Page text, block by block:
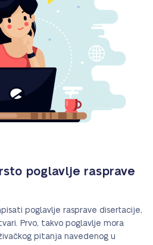
poglavlje rasprave
poglavlje rasprave disertacije,
Prvo, takvo poglavlje mora
pitanja navedenog u